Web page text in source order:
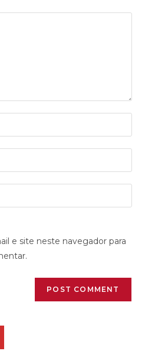
e site neste navegador para